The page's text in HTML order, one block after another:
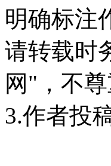
明确标注
请转载时
网"，不
3.作者投